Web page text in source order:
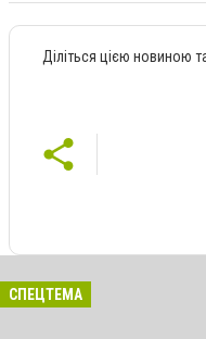
Діліться цією новиною
СПЕЦТЕМА